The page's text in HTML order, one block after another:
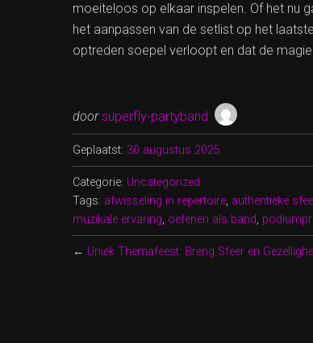
moeiteloos op elkaar inspelen. Of het nu
het aanpassen van de setlist op het
optreden soepel verloopt en dat de
door superfly-partyband
Geplaatst: 30 augustus 2025
Categorie: Uncategorized
Tags: afwisseling in repertoire, authentieke
muzikale ervaring, oefenen als band,
← Uniek Themafeest: Breng Sfeer en